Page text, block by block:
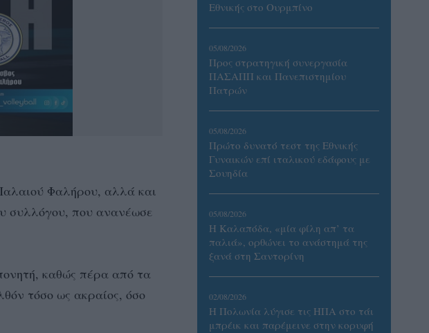
Φαλήρου, αλλά και
συλλόγου, που ανανέωσε
καθώς πέρα από τα
τόσο ως ακραίος, όσο
Εθνικής στο Ουρμπίνο
05/08/2026
Προς στρατηγική συνεργασία
ΠΑΣΑΠΠ και Πανεπιστημίου
Πατρών
05/08/2026
Πρώτο δυνατό τεστ της Εθνικής
Γυναικών επί ιταλικού εδάφους με
Σουηδία
05/08/2026
Η Καλαπόδα, «μία φίλη απ’ τα
παλιά», ορθώνει το ανάστημά της
ξανά στη Σαντορίνη
02/08/2026
Η Πολωνία λύγισε τις ΗΠΑ στο τάι
μπρέικ και παρέμεινε στην κορυφή